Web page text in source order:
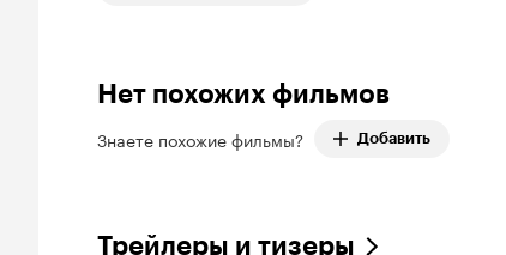
Нет похожих фильмов
Знаете похожие фильмы? Добавить
Трейлеры и тизеры